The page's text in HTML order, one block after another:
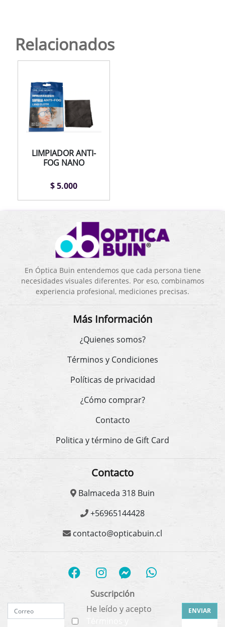
Relacionados
LIMPIADOR ANTI-
FOG NANO
$ 5.000
En Óptica Buin entendemos que cada persona tiene
necesidades visuales diferentes. Por eso, combinamos
experiencia profesional, mediciones precisas.
Más Información
¿Quienes somos?
Términos y Condiciones
Políticas de privacidad
¿Cómo comprar?
Contacto
Politica y término de Gift Card
Contacto
Balmaceda 318 Buin
+56965144428
contacto@opticabuin.cl
Suscripción
He leído y acepto
ENVIAR